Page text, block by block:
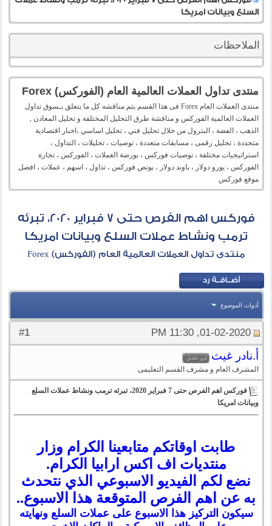
السلع وبيانات امريكا
الملاحظات
منتدى تداول العملات العالمية العام (الفوركس) Forex
منتدى العملات العام Forex فى هذا القسم يتم مناقشه كل ما يتعلق بـسوق تداول
العملات العالمية الفوركس و مناقشة طرق التحليل المختلفة و تحليل المعادن ,
الذهب ، الفضة ، البترول من خلال تحليل فني ، تحليل اساسي ،اخبار اقتصادية
متجددة ، تحليل رقمى ، مسابقات متعددة ، توصيات ، تحليلات ، التداول ،
استراتيجيات مختلفة ، توصيات فوركس ، بورصة العملات ، الفوركس ، تجارة
الفوركس ، يورو دولار ، باوند دولار ، بونص فوركس ، تداول ، اسهم ، عملات ، افضل
موقع فوركس
فوركس اهم الفرص حتى 7 فبراير 2020، تبرئه
ترمب ونشاط عملات السلع وبيانات امريكا
منتدى تداول العملات العالمية العام (الفوركس) Forex
أدوات الموضوع
#
1 01-02-2020, 11:30 PM
أ.نادر غيث
المشرف العام و مشرف القسم التعليمى
فوركس اهم الفرص حتى 7 فبراير 2020، تبرئه ترمب ونشاط عملات السلع
وبيانات امريكا
طابت اوقاتكم متابعينا الكرام وزار
منتديات اف اكس ارابيا الكرام.
نضع لكم
الفيديو الاسبوعي الذي نتحدث
به عن اهم الفرص المتوقعة هذا الاسبوع..
سيكون التركيز هذا الاسبوع على عملات السلع ونهايته